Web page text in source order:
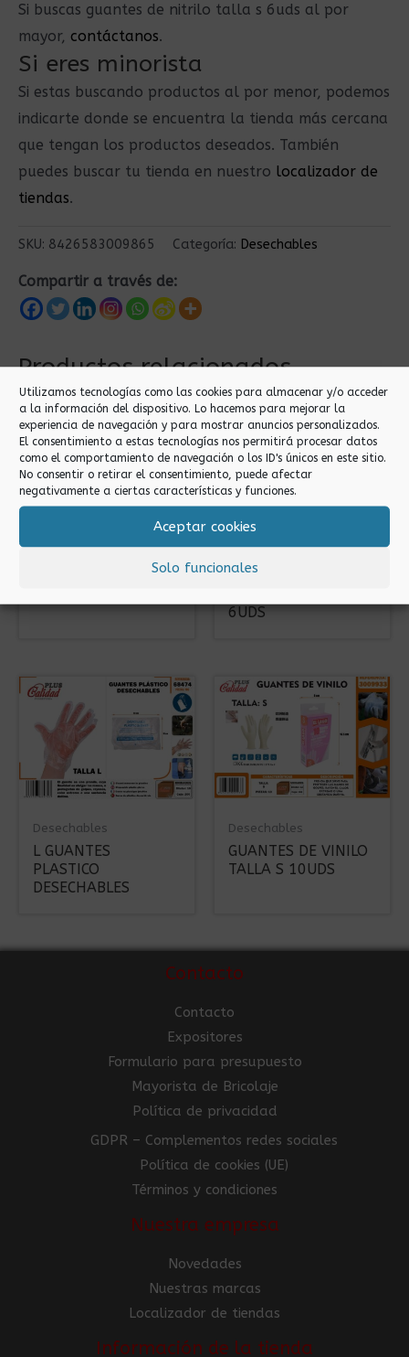
Utilizamos tecnologías como las cookies para almacenar y/o acceder
a la información del dispositivo. Lo hacemos para mejorar la
experiencia de navegación y para mostrar anuncios personalizados.
El consentimiento a estas tecnologías nos permitirá procesar datos
como el comportamiento de navegación o los ID's únicos en este sitio.
No consentir o retirar el consentimiento, puede afectar
negativamente a ciertas características y funciones.
Aceptar cookies
Solo funcionales
Si buscas guantes de nitrilo talla s 6uds al por
mayor, contáctanos.
Si eres minorista
Si estas buscando productos al por menor, podemos
indicarte donde se encuentra la tienda más cercana
que tengan los productos deseados. También
puedes buscar tu tienda en nuestro localizador de
tiendas.
SKU: 8426583009865 Categoría: Desechables
Compartir a través de:
Productos relacionados
Desechables
GUANTES DE LÁTEX
Desechables
GUANTES DE
6UDS
Desechables
L GUANTES
PLASTICO
DESECHABLES
Desechables
GUANTES DE VINILO
TALLA S 10UDS
Contacto
Contacto
Expositores
Formulario para presupuesto
Mayorista de Bricolaje
Política de privacidad
GDPR – Complementos redes sociales
Política de cookies (UE)
Términos y condiciones
Nuestra empresa
Novedades
Nuestras marcas
Localizador de tiendas
Información de la tienda